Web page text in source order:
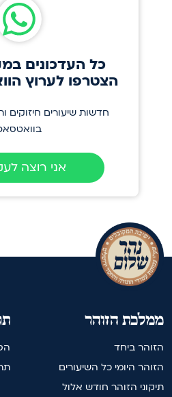
כל העדכונים
הצטרפו לערוץ
חדשות שיעורים חיזוקים
אני רוצה
ממלכת הזוהר
הזוהר ביחד
הזוהר היומי כל השיעורים
תיקוני הזוהר חודש אלול